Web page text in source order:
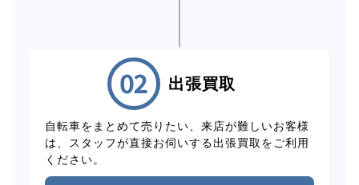
出張買取
自転車をまとめて売りたい、来店が難しいお客様
は、スタッフが直接お伺いする出張買取をご利用
ください。